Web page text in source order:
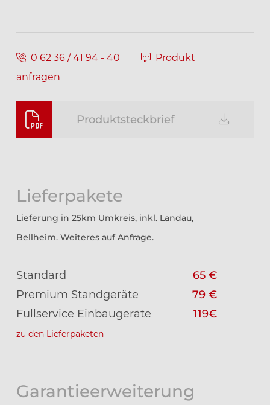
0 62 36 / 41 94 - 40
Produkt
anfragen
Produktsteckbrief
Lieferpakete
Lieferung in 25km Umkreis, inkl. Landau,
Bellheim. Weiteres auf Anfrage.
Standard
65 €
Premium Standgeräte
79 €
Fullservice Einbaugeräte
119€
zu den Lieferpaketen
Garantieerweiterung